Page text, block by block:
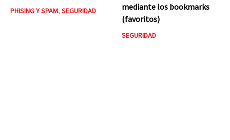
PHISING Y SPAM, SEGURIDAD
mediante los bookmarks
(favoritos)
SEGURIDAD